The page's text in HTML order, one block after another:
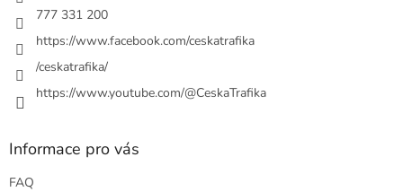
k
ý
777 331 200
https://www.facebook.com/ceskatrafika
/ceskatrafika/
https://www.youtube.com/@CeskaTrafika
Informace pro vás
FAQ